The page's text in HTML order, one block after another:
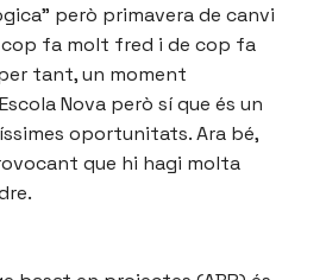
però primavera de canvi
cop fa molt fred i de cop fa
tant, un moment
Nova però sí que és un
oportunitats. Ara bé,
que hi hagi molta